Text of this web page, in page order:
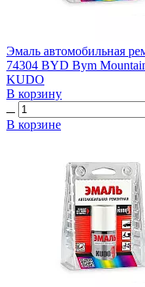
Эмаль автомобильная
74304 BYD Bym
KUDO
В корзину
В корзине